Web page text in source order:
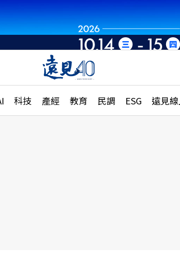
科技 產經 教育 民調 ESG 遠見
特輯
大學升學、職涯攻略
縣市施政調查全解析